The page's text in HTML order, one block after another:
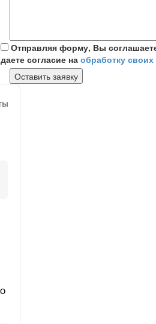
Отправляя форму, Вы
даете согласие на обработку